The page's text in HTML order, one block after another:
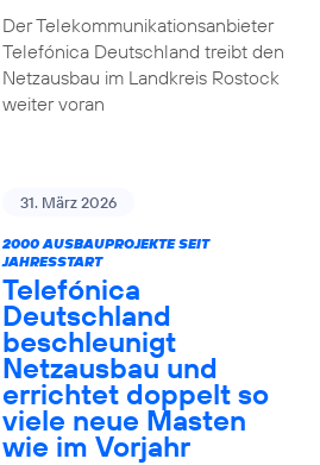
Der Telekommunikationsanbieter
Telefónica Deutschland treibt den
Netzausbau im Landkreis Rostock
weiter voran
31. März 2026
2000 AUSBAUPROJEKTE SEIT
JAHRESSTART
Telefónica
Deutschland
beschleunigt
Netzausbau und
errichtet doppelt so
viele neue Masten
wie im Vorjahr